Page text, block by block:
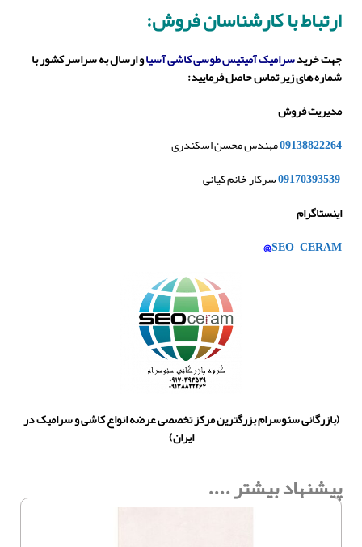
ارتباط با کارشناسان فروش:
جهت خریدسرامیک آمیتیس طوسی کاشی آسیاو ارسال به سراسر کشور با
شماره های زیر تماس حاصل فرمایید:
مدیریت فروش
09138822264مهندس محسن اسکندری
09170393539سرکار خانم کیانی
اینستاگرام
SEO_CERAM
@
(بازرگانی سئوسرام بزرگترین مرکز تخصصی عرضه انواع کاشی و سرامیک در
ایران)
پیشنهاد بیشتر ....